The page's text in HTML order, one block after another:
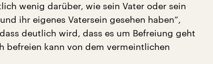
wenig darüber, wie sein Vater oder sein
ihr eigenes Vatersein gesehen haben“,
deutlich wird, dass es um Befreiung geht
befreien kann von dem vermeintlichen